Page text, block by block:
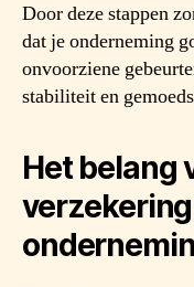
Door deze stappen
dat je onderneming
onvoorziene
stabiliteit en
Het belang